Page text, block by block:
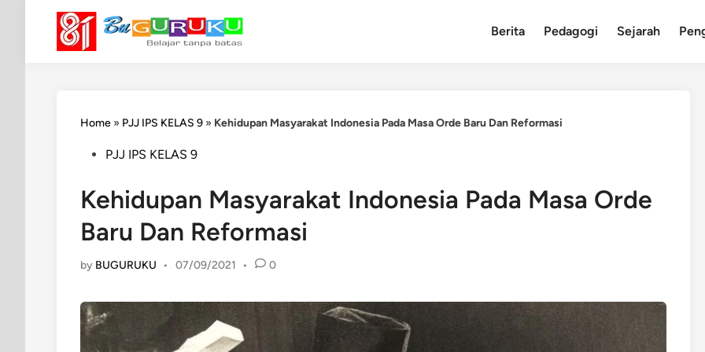
content
Berita Pedagogi Sejarah
Home » PJJ IPS KELAS 9 » Kehidupan Masyarakat Indonesia Pada Masa Orde Baru Dan Reformasi
PostedPJJ IPS KELAS 9
Kehidupan Masyarakat Indonesia Pada Masa Orde
Baru Dan Reformasi
by BUGURUKU • 07/09/2021 • 0